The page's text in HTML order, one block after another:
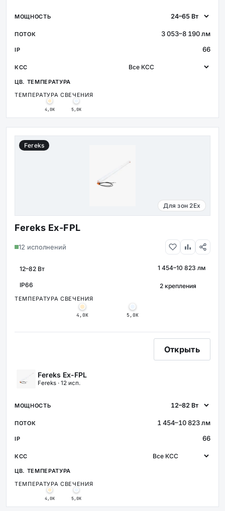
3 053–8 190 лм
66
ТЕМПЕРАТУРА СВЕЧЕНИЯ
4,0К 5,0К
Fereks
Для зон 2Ex
Fereks Ex-FPL
12 исполнений
МОЩНОСТЬ СВЕТОВОЙ ПОТОК
1 454–10 823 лм
ЗАЩИТА
IP66
ТЕМПЕРАТУРА СВЕЧЕНИЯ
4,0К 5,0К
Открыть
Fereks Ex-FPL
Fereks · 12 исп.
1 454–10 823 лм
66
ТЕМПЕРАТУРА СВЕЧЕНИЯ
4,0К 5,0К